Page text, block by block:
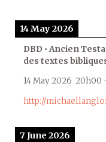
14 May 2026
DBD • Ancien
des textes
14 May 2026 20h00
http://
7 June 2026